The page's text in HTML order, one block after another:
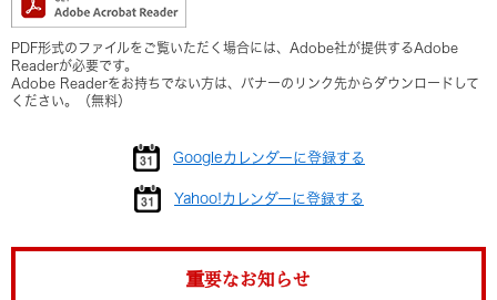
PDF形式のファイルをご覧いただく場合には、Adobe社が提供するAdobe
Readerが必要です。
Adobe Readerをお持ちでない方は、バナーのリンク先からダウンロードして
ください。（無料）
Googleカレンダーに登録する
Yahoo!カレンダーに登録する
重要なお知らせ